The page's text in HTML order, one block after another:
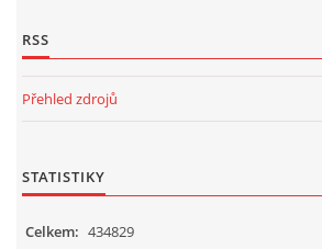
RECENZE NA HRAČKY
VÁNOČNÍ TVOŘENÍ
RSS
Přehled zdrojů
STATISTIKY
Celkem: 434829